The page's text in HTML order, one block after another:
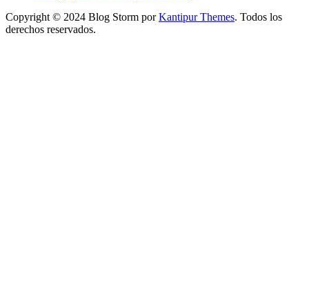
Copyright © 2024 Blog Storm porKantipur Themes. Todos los
derechos reservados.